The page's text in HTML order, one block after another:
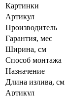
Картинки
Артикул
Производитель
Гарантия, мес
Ширина, см
Способ монтажа
Назначение
Длина излива, см
Артикул